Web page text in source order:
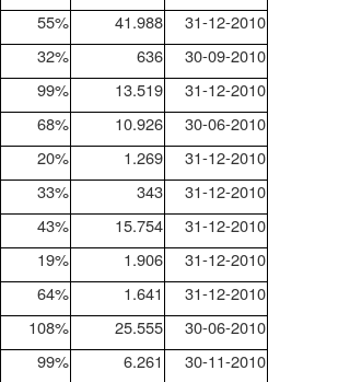
55% 41.988 31-12-2010
32% 636 30-09-2010
99% 13.519 31-12-2010
68% 10.926 30-06-2010
20% 1.269 31-12-2010
33% 343 31-12-2010
43% 15.754 31-12-2010
19% 1.906 31-12-2010
64% 1.641 31-12-2010
108% 25.555 30-06-2010
99% 6.261 30-11-2010